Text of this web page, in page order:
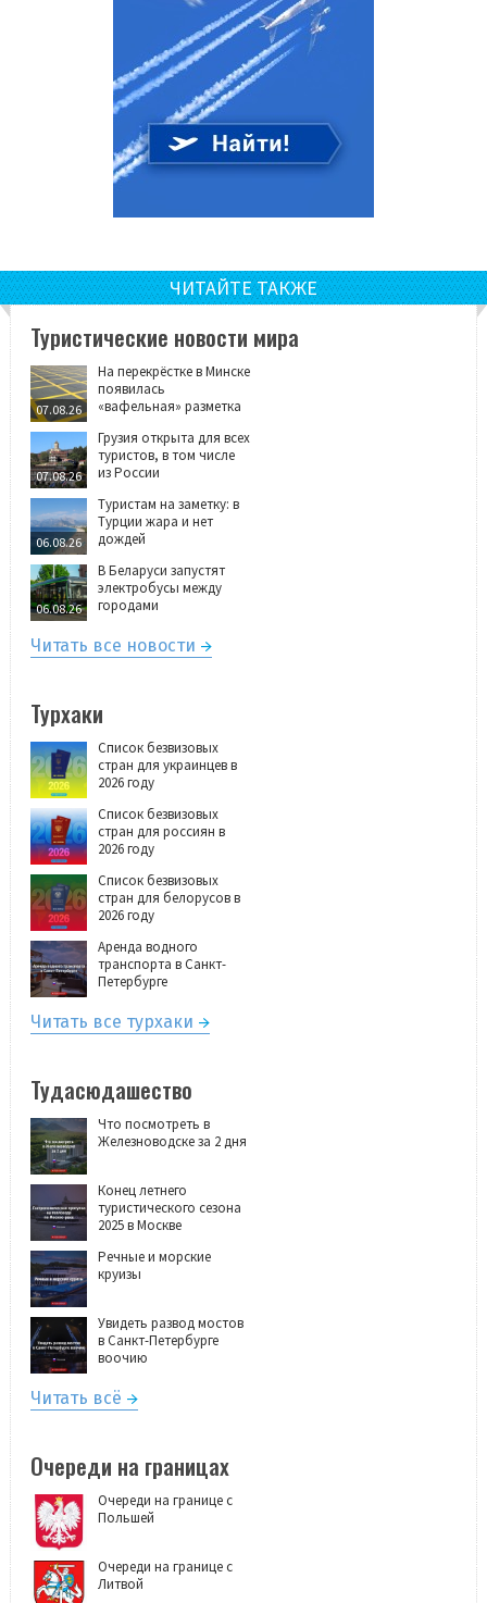
ЧИТАЙТЕ ТАКЖЕ
Туристические новости мира
07.08.26
На перекрёстке в Минске
появилась
«вафельная» разметка
07.08.26
Грузия открыта для всех
туристов, в том числе
из России
06.08.26
Туристам на заметку: в
Турции жара и нет
дождей
06.08.26
В Беларуси запустят
электробусы между
городами
Читать все новости
Турхаки
Список безвизовых
стран для украинцев в
2026 году
Список безвизовых
стран для россиян в
2026 году
Список безвизовых
стран для белорусов в
2026 году
Аренда водного
транспорта в Санкт-
Петербурге
Читать все турхаки
Тудасюдашество
Что посмотреть в
Железноводске за 2 дня
Конец летнего
туристического сезона
2025 в Москве
Речные и морские
круизы
Увидеть развод мостов
в Санкт-Петербурге
воочию
Читать всё
Очереди на границах
Очереди на границе с
Польшей
Очереди на границе с
Литвой